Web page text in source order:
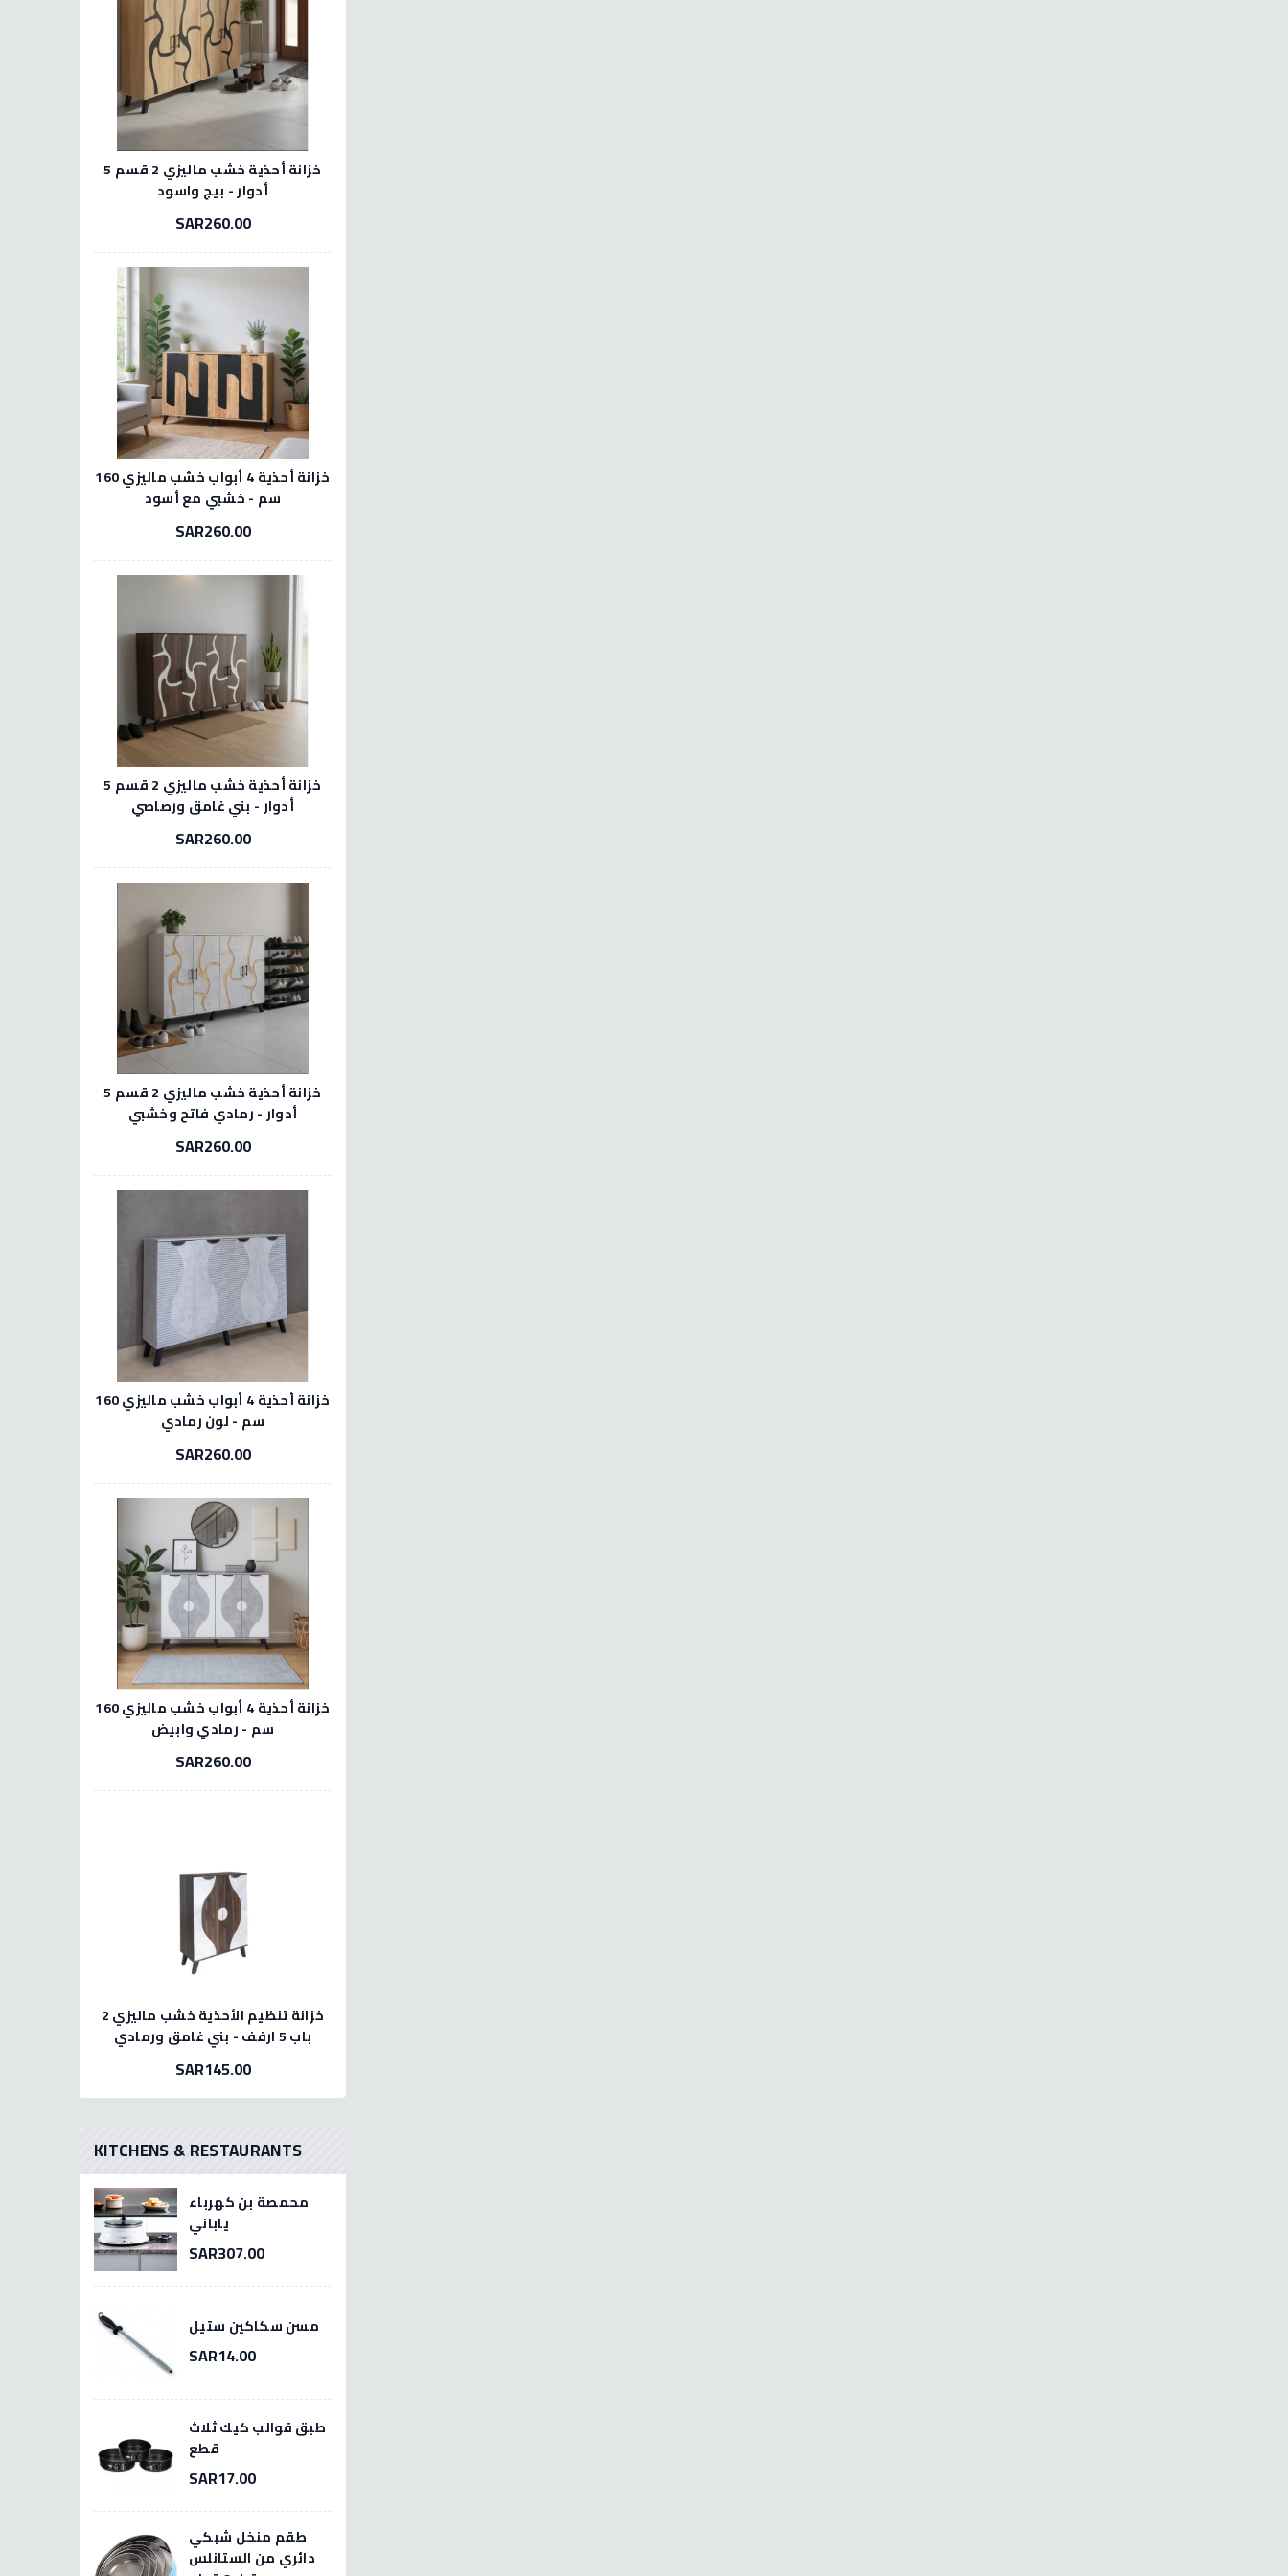
خزانة أحذية خشب ماليزي 2 قسم 5
أدوار - بيج واسود
SAR260.00
خزانة أحذية 4 أبواب خشب ماليزي 160
سم - خشبي مع أسود
SAR260.00
خزانة أحذية خشب ماليزي 2 قسم 5
أدوار - بني غامق ورصاصي
SAR260.00
خزانة أحذية خشب ماليزي 2 قسم 5
أدوار - رمادي فاتح وخشبي
SAR260.00
خزانة أحذية 4 أبواب خشب ماليزي 160
سم - لون رمادي
SAR260.00
خزانة أحذية 4 أبواب خشب ماليزي 160
سم - رمادي وابيض
SAR260.00
خزانة تنظيم الأحذية خشب ماليزي 2
باب 5 ارفف - بني غامق ورمادي
SAR145.00
KITCHENS & RESTAURANTS
محمصة بن كهرباء
ياباني
SAR307.00
مسن سكاكين ستيل
SAR14.00
طبق قوالب كيك ثلاث
قطع
SAR17.00
طقم منخل شبكي
دائري من الستانلس